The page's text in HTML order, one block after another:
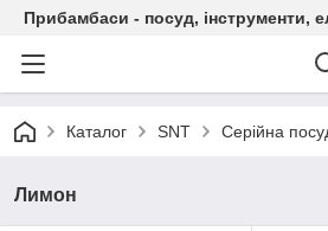
Прибамбаси - посуд, інструменти,
Каталог SNT Серійна
Лимон